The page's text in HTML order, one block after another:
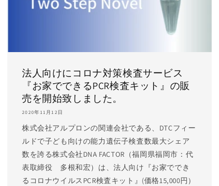
法人向けにコロナ対策検査サービス
『お家でできるPCR検査キット』の販
売を開始致しました。
2020年11月12日
株式会社アルプロンの関連会社である、DTCフィー
ルドで子ども向けの能力遺伝子検査数最大シェア
数を誇る株式会社DNA FACTOR（福岡県福岡市：代
表取締役 多根和宏）は、法人向け『お家ででき
るコロナウイルスPCR検査キット』(価格15,000円）